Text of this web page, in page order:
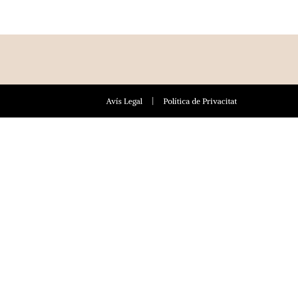
Avís Legal Política de Privacitat